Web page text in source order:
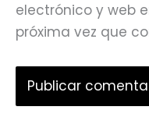
electrónico y web
próxima vez que